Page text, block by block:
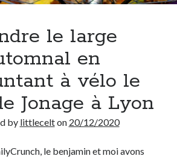
le large
en
à vélo le
Jonage à Lyon
by littlecelton 20/12/2020
le benjamin et moi avons